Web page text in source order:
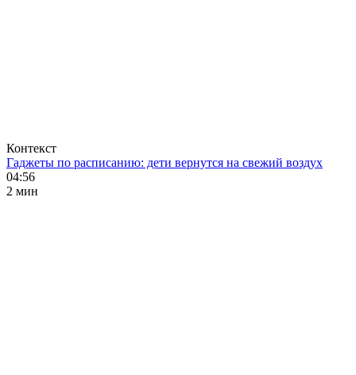
Контекст
Гаджеты по расписанию: дети вернутся на свежий воздух
04:56
2 мин